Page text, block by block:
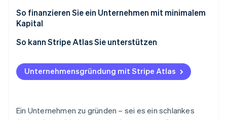
So finanzieren Sie ein Unternehmen mit minimalem
Kapital
So kann Stripe Atlas Sie unterstützen
Bei Atlas eine Unternehmensgründung beantragen
Zahlungen und Bankgeschäfte vor Erhalt der EIN-
Gründungsaktien ohne Einsatz eigener Mittel
Unternehmensgründung mit Stripe Atlas
Ein Unternehmen zu gründen – sei es ein schlankes